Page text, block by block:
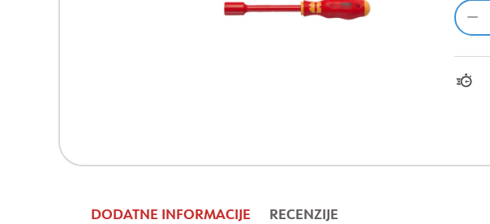
DODATNE INFORMACIJE RECENZIJE